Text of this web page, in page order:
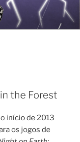
the Forest
início de 2013
os jogos de